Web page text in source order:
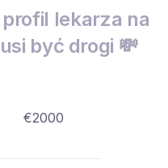
lekarza na
być drogi 💸
€2000